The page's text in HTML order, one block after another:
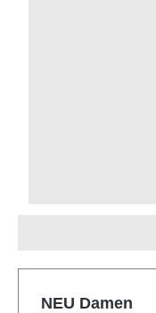
Produktgalerie
NEU Damen